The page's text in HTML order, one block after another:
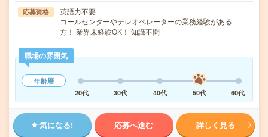
応募資格
英語力不要
コールセンターやテレオペレーターの業務経験がある
方！ 業界未経験OK！ 知識不問
職場の雰囲気
年齢層
20代
30代 40代 50代 60代
気になる! 応募へ進む 詳しく見る